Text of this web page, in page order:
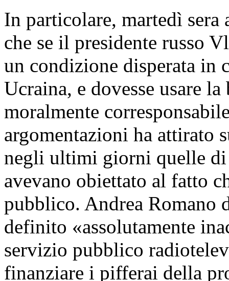
In particolare, martedì sera
che se il presidente russo
un condizione disperata in
Ucraina, e dovesse usare
moralmente
argomentazioni ha attirato
negli ultimi giorni quelle
avevano obiettato al fatto
pubblico. Andrea Romano
definito «assolutamente
servizio pubblico
finanziare i pifferai della